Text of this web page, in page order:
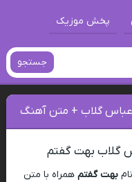
پخش موزیک
جستجو
عباس گلاب + متن آهنگ
گلاب بهت گفتم
بهت گفتم همراه با متن